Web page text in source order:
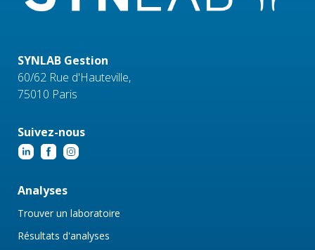
SYNLAB Gestion
60/62 Rue d'Hauteville,
75010 Paris
Suivez-nous
Analyses
Trouver un laboratoire
Résultats d'analyses